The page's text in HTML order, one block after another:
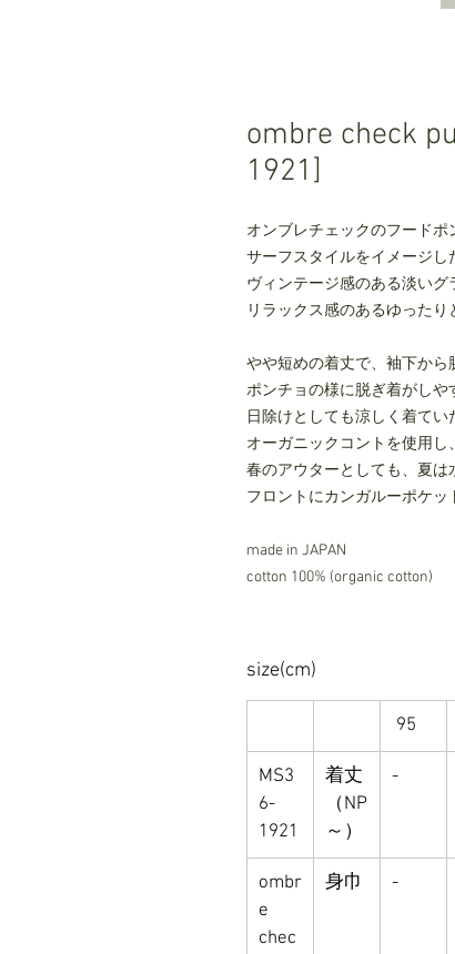
ombre check
1921]
オンブレチェックのフードポ
サーフスタイルをイメージし
ヴィンテージ感のある淡いグ
リラックス感のあるゆったり
やや短めの着丈で、袖下から
ポンチョの様に脱ぎ着がしや
日除けとしても涼しく着てい
オーガニックコントを使用し
春のアウターとしても、夏は
フロントにカンガルーポケッ
made in JAPAN
cotton 100% (organic cotton)
size(cm)
95
MS3
6-
1921
着丈
（NP
～）
-
ombr
e
chec
身巾 -